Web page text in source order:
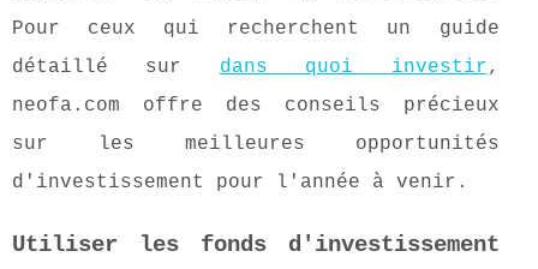
Pour ceux qui recherchent un guide
détaillé sur dans quoi investir,
neofa.com offre des conseils précieux
sur les meilleures opportunités
d'investissement pour l'année à venir.
Utiliser les fonds d'investissement